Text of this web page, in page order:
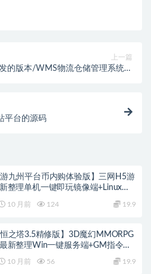
上一篇
的版本/WMS物流仓储管理系统源
平台的源码
九州平台币内购体验版】三网H5游
整理单机一键即玩镜像端+Linux手
10 月前 124 19.9
之塔3.5精修版】3D魔幻MMORPG
新整理Win一键服务端+GM指令
10 月前 56 19.9